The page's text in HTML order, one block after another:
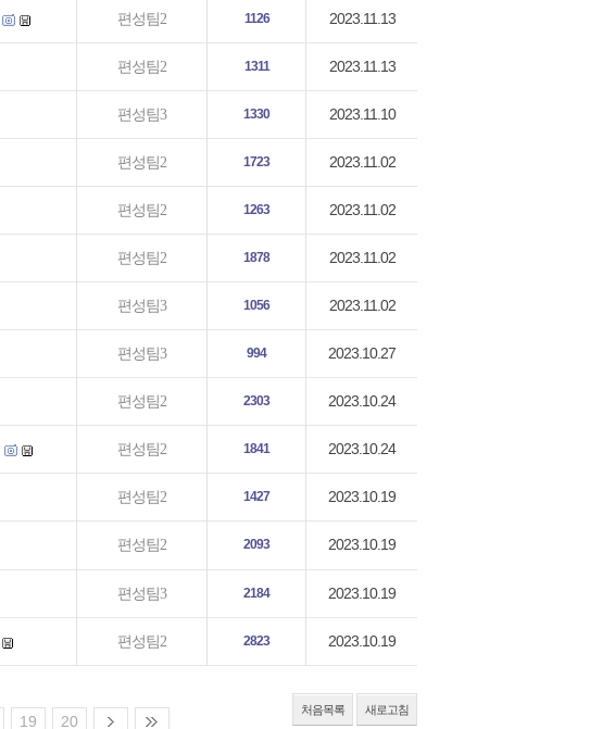
편성팀2 1126 2023.11.13
편성팀2 1311 2023.11.13
편성팀3 1330 2023.11.10
편성팀2 1723 2023.11.02
편성팀2 1263 2023.11.02
편성팀2 1878 2023.11.02
편성팀3 1056 2023.11.02
편성팀3 994 2023.10.27
편성팀2 2303 2023.10.24
편성팀2 1841 2023.10.24
편성팀2 1427 2023.10.19
편성팀2 2093 2023.10.19
편성팀3 2184 2023.10.19
편성팀2 2823 2023.10.19
처음목록 새로고침
19 20